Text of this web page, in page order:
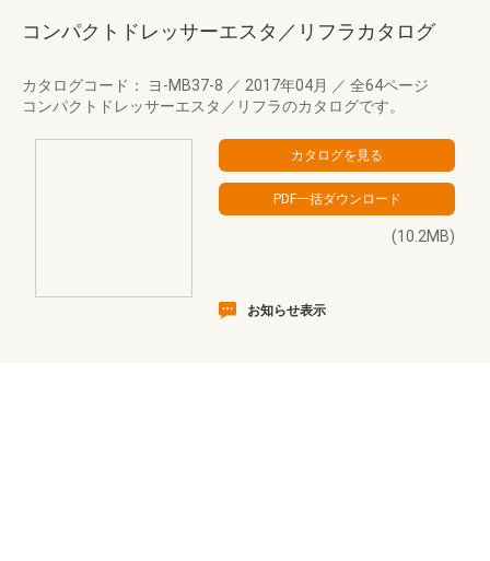
コンパクトドレッサーエスタ／リフラカタログ
カタログコード： ヨ-MB37-8 ／ 2017年04月 ／ 全64ページ
コンパクトドレッサーエスタ／リフラのカタログです。
(10.2MB)
お知らせ表示